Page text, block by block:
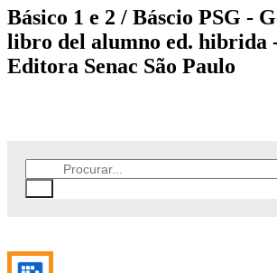
Básico 1 e 2 / Báscio PSG -
libro del alumno ed. hibrida
Editora Senac São Paulo